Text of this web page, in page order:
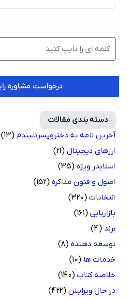
درخواست مشاوره رایگان
دسته بندی مقالات
آخرین نامه به دختروپسردلبندم (13)
ارزهای دیجیتال (21)
اسلایدر ویژه (35)
اصول و فنون مذاکره (152)
انتخابات (320)
بازاریابی (161)
(4)
توسعه دهنده (8)
خدمات ها (10)
خلاصه کتاب (140)
در حال ویرایش (422)